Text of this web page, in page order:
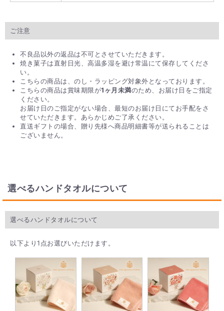
ご注意
不良品以外の返品は不可とさせていただきます。
焼き菓子は直射日光、高温多湿を避け常温にて保存してくださ
い。
こちらの商品は、のし・ラッピング対象外となっております。
こちらの商品は賞味期限が1ヶ月未満のため、お届け日をご指定
ください。
お届け日のご指定がない場合、最短のお届け日にてお手配をさ
せていただきます。あらかじめご了承ください。
直送ギフトの場合、贈り先様へ商品明細書等が送られることは
ございません。
選べるハンドタオルについて
選べるハンドタオルについて
以下より1点お選びいただけます。